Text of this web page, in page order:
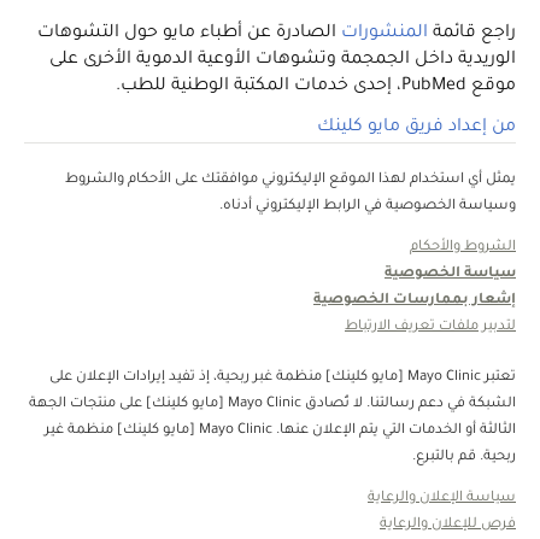
راجع قائمة المنشورات الصادرة عن أطباء مايو حول التشوهات
الوريدية داخل الجمجمة وتشوهات الأوعية الدموية الأخرى على
موقع PubMed، إحدى خدمات المكتبة الوطنية للطب.
من إعداد فريق مايو كلينك
يمثل أي استخدام لهذا الموقع الإليكتروني موافقتك على الأحكام والشروط
وسياسة الخصوصية في الرابط الإليكتروني أدناه.
الشروط والأحكام
سياسة الخصوصية
إشعار بممارسات الخصوصية
لتدبير ملفات تعريف الارتباط
تعتبر Mayo Clinic [مايو كلينك] منظمة غبر ربحية، إذ تفيد إيرادات الإعلان على
الشبكة في دعم رسالتنا. لا تُصادق Mayo Clinic [مايو كلينك] على منتجات الجهة
الثالثة أو الخدمات التي يتم الإعلان عنها. Mayo Clinic [مايو كلينك] منظمة غير
ربحية. قم بالتبرع.
سياسة الإعلان والرعاية
فرص للإعلان والرعاية